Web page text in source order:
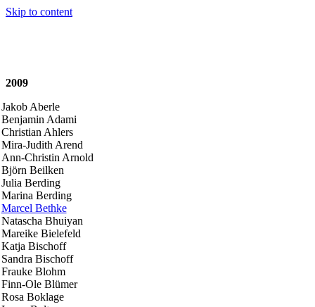
Skip to content
2009
Jakob Aberle
Benjamin Adami
Christian Ahlers
Mira-Judith Arend
Ann-Christin Arnold
Björn Beilken
Julia Berding
Marina Berding
Marcel Bethke
Natascha Bhuiyan
Mareike Bielefeld
Katja Bischoff
Sandra Bischoff
Frauke Blohm
Finn-Ole Blümer
Rosa Boklage